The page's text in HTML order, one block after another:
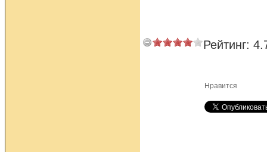
Рейтинг:
Нравится